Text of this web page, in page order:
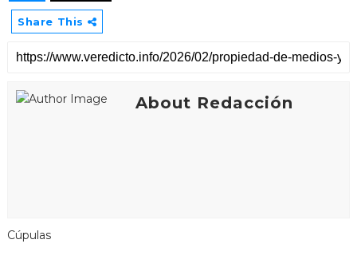
Share This
About Redacción
Cúpulas